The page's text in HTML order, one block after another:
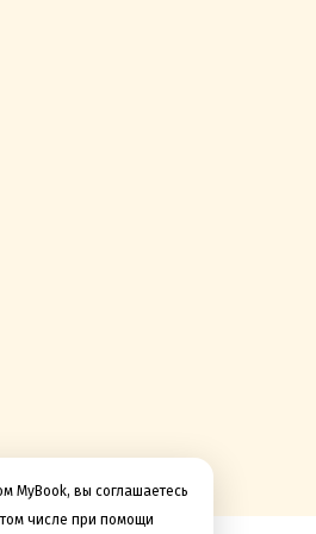
MyBook, вы соглашаетесь
числе при помощи